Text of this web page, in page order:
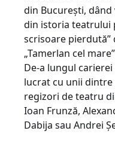
din București,
din istoria teatrului
scrisoare pierdută”
„Tamerlan cel
De-a lungul
lucrat cu unii
regizori de teatru
Ioan Frunză,
Dabija sau Andrei